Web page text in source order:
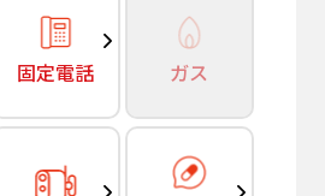
固定電話 ガス